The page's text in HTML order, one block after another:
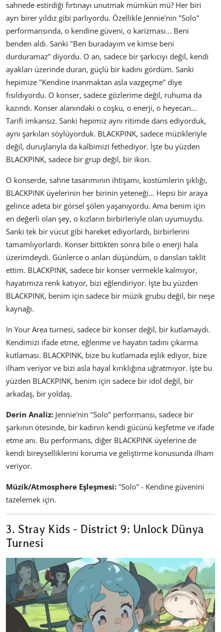
sahnede estirdiği fırtınayı unutmak mümkün mü? Her biri
ayrı birer yıldız gibi parlıyordu. Özellikle Jennie'nin "Solo"
performansında, o kendine güveni, o karizması... Beni
benden aldı. Sanki "Ben buradayım ve kimse beni
durduramaz" diyordu. O an, sadece bir şarkıcıyı değil, kendi
ayakları üzerinde duran, güçlü bir kadını gördüm. Sanki
hepimize "Kendine inanmaktan asla vazgeçme" diye
fısıldıyordu. O konser, sadece gözlerime değil, ruhuma da
kazındı. Konser alanındaki o coşku, o enerji, o heyecan...
Tarifi imkansız. Sanki hepimiz aynı ritimde dans ediyorduk,
aynı şarkıları söylüyorduk. BLACKPINK, sadece müzikleriyle
değil, duruşlarıyla da kalbimizi fethediyor. İşte bu yüzden
BLACKPINK, sadece bir grup değil, bir ikon.
O konserde, sahne tasarımının ihtişamı, kostümlerin şıklığı,
BLACKPINK üyelerinin her birinin yeteneği... Hepsi bir araya
gelince adeta bir görsel şölen yaşanıyordu. Ama benim için
en değerli olan şey, o kızların birbirleriyle olan uyumuydu.
Sanki tek bir vücut gibi hareket ediyorlardı, birbirlerini
tamamlıyorlardı. Konser bittikten sonra bile o enerji hala
üzerimdeydi. Günlerce o anları düşündüm, o dansları taklit
ettim. BLACKPINK, sadece bir konser vermekle kalmıyor,
hayatımıza renk katıyor, bizi eğlendiriyor. İşte bu yüzden
BLACKPINK, benim için sadece bir müzik grubu değil, bir neşe
kaynağı.
In Your Area turnesi, sadece bir konser değil, bir kutlamaydı.
Kendimizi ifade etme, eğlenme ve hayatın tadını çıkarma
kutlaması. BLACKPINK, bize bu kutlamada eşlik ediyor, bize
ilham veriyor ve bizi asla hayal kırıklığına uğratmıyor. İşte bu
yüzden BLACKPINK, benim için sadece bir idol değil, bir
arkadaş, bir yoldaş.
Derin Analiz: Jennie'nin "Solo" performansı, sadece bir
şarkının ötesinde, bir kadının kendi gücünü keşfetme ve ifade
etme anı. Bu performans, diğer BLACKPINK üyelerine de
kendi bireyselliklerini koruma ve geliştirme konusunda ilham
veriyor.
Müzik/Atmosphere Eşleşmesi: "Solo" - Kendine güvenini
tazelemek için.
3. Stray Kids - District 9: Unlock Dünya
Turnesi